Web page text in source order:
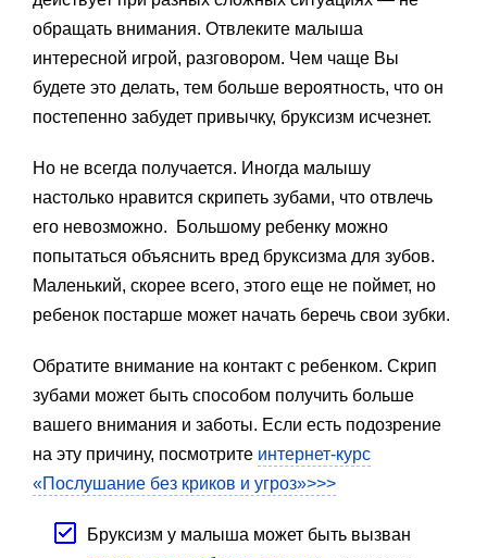
обращать внимания. Отвлеките малыша
интересной игрой, разговором. Чем чаще Вы
будете это делать, тем больше вероятность, что он
постепенно забудет привычку, бруксизм исчезнет.
Но не всегда получается. Иногда малышу
настолько нравится скрипеть зубами, что отвлечь
его невозможно. Большому ребенку можно
попытаться объяснить вред бруксизма для зубов.
Маленький, скорее всего, этого еще не поймет, но
ребенок постарше может начать беречь свои зубки.
Обратите внимание на контакт с ребенком. Скрип
зубами может быть способом получить больше
вашего внимания и заботы. Если есть подозрение
на эту причину, посмотрите интернет-курс
«Послушание без криков и угроз»>>>
Бруксизм у малыша может быть вызван